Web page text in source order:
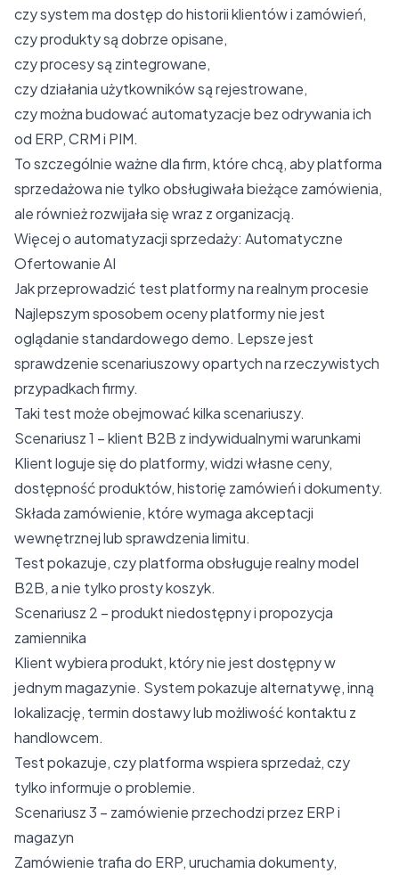
czy system ma dostęp do historii klientów i zamówień,
czy produkty są dobrze opisane,
czy procesy są zintegrowane,
czy działania użytkowników są rejestrowane,
czy można budować automatyzacje bez odrywania ich
od ERP, CRM i PIM.
To szczególnie ważne dla firm, które chcą, aby platforma
sprzedażowa nie tylko obsługiwała bieżące zamówienia,
ale również rozwijała się wraz z organizacją.
Więcej o automatyzacji sprzedaży: Automatyczne
Ofertowanie AI
Jak przeprowadzić test platformy na realnym procesie
Najlepszym sposobem oceny platformy nie jest
oglądanie standardowego demo. Lepsze jest
sprawdzenie scenariuszowy opartych na rzeczywistych
przypadkach firmy.
Taki test może obejmować kilka scenariuszy.
Scenariusz 1 – klient B2B z indywidualnymi warunkami
Klient loguje się do platformy, widzi własne ceny,
dostępność produktów, historię zamówień i dokumenty.
Składa zamówienie, które wymaga akceptacji
wewnętrznej lub sprawdzenia limitu.
Test pokazuje, czy platforma obsługuje realny model
B2B, a nie tylko prosty koszyk.
Scenariusz 2 – produkt niedostępny i propozycja
zamiennika
Klient wybiera produkt, który nie jest dostępny w
jednym magazynie. System pokazuje alternatywę, inną
lokalizację, termin dostawy lub możliwość kontaktu z
handlowcem.
Test pokazuje, czy platforma wspiera sprzedaż, czy
tylko informuje o problemie.
Scenariusz 3 – zamówienie przechodzi przez ERP i
magazyn
Zamówienie trafia do ERP, uruchamia dokumenty,